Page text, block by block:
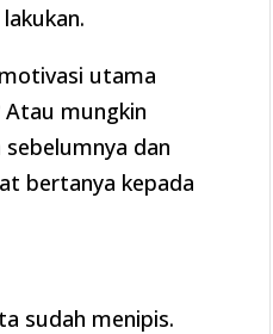
utama
Atau mungkin
dan
bertanya kepada
sudah menipis.